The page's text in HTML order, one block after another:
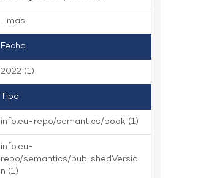
... más
Fecha
2022 (1)
Tipo
info:eu-repo/semantics/book (1)
info:eu-
repo/semantics/publishedVersio
n (1)